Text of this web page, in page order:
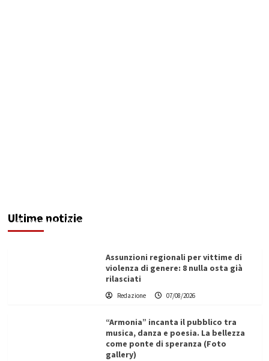
Ultime notizie
Redazione 07/08/2026
Assunzioni regionali per vittime di
violenza di genere: 8 nulla osta già
rilasciati
Redazione 07/08/2026
“Armonia” incanta il pubblico tra
musica, danza e poesia. La bellezza
come ponte di speranza (Foto
gallery)